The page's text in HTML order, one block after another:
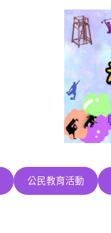
公民教育活動